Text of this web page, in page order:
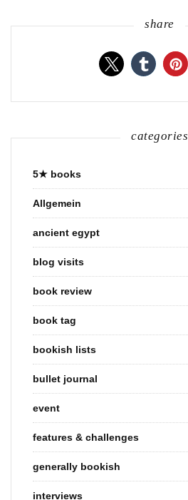
share
categories
5★ books
Allgemein
ancient egypt
blog visits
book review
book tag
bookish lists
bullet journal
event
features & challenges
generally bookish
interviews